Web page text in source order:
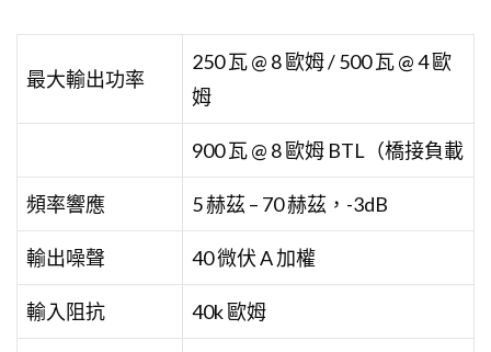
最大輸出功率
250 瓦 @ 8 歐姆 / 500 瓦 @ 4 歐
姆
900 瓦 @ 8 歐姆 BTL（橋接負載
頻率響應 5 赫茲 – 70 赫茲，-3dB
輸出噪聲 40 微伏 A 加權
輸入阻抗 40k 歐姆